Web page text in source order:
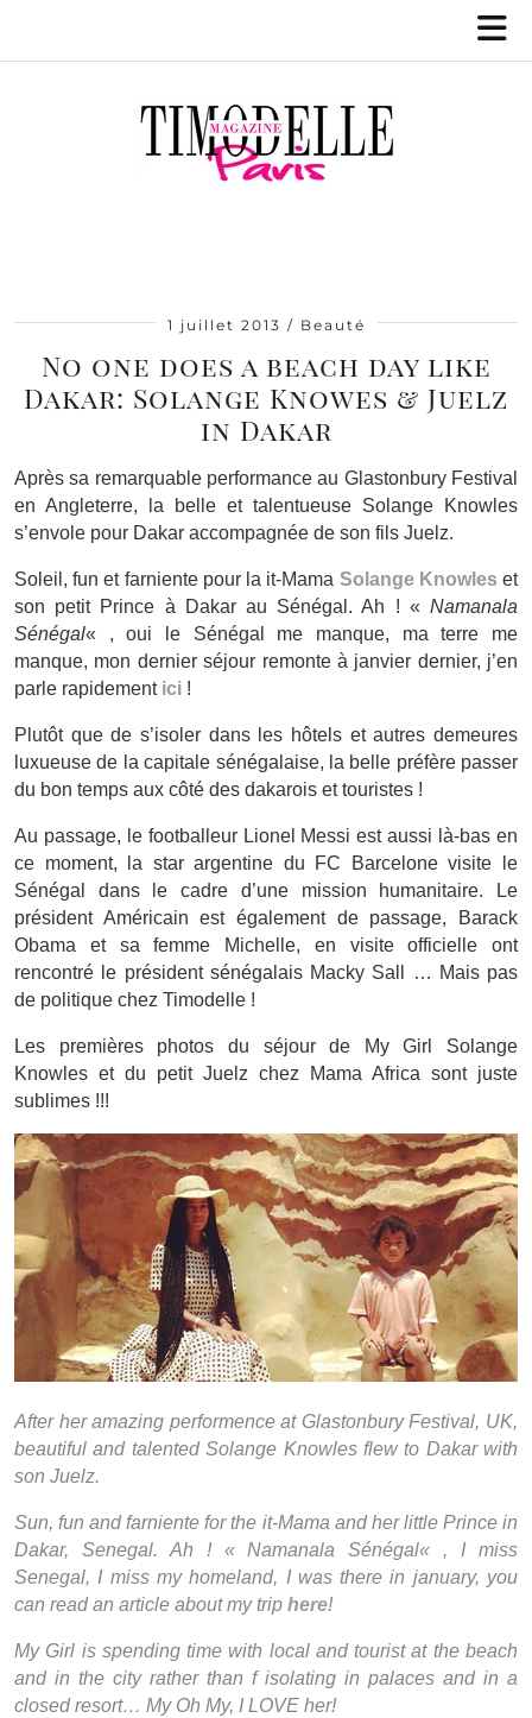
1 juillet 2013 Beauté
No one does a beach day like
Dakar: Solange Knowes & Juelz
in Dakar
Après sa remarquable performance au Glastonbury Festival
en Angleterre, la belle et talentueuse Solange Knowles
s’envole pour Dakar accompagnée de son fils Juelz.
Soleil, fun et farniente pour la it-Mama Solange Knowles et
son petit Prince à Dakar au Sénégal. Ah ! « Namanala
Sénégal« , oui le Sénégal me manque, ma terre me
manque, mon dernier séjour remonte à janvier dernier, j’en
parle rapidement ici !
Plutôt que de s’isoler dans les hôtels et autres demeures
luxueuse de la capitale sénégalaise, la belle préfère passer
du bon temps aux côté des dakarois et touristes !
Au passage, le footballeur Lionel Messi est aussi là-bas en
ce moment, la star argentine du FC Barcelone visite le
Sénégal dans le cadre d’une mission humanitaire. Le
président Américain est également de passage, Barack
Obama et sa femme Michelle, en visite officielle ont
rencontré le président sénégalais Macky Sall … Mais pas
de politique chez Timodelle !
Les premières photos du séjour de My Girl Solange
Knowles et du petit Juelz chez Mama Africa sont juste
sublimes !!!
After her amazing performence at Glastonbury Festival, UK,
beautiful and talented Solange Knowles flew to Dakar with
son Juelz.
Sun, fun and farniente for the it-Mama and her little Prince in
Dakar, Senegal. Ah ! «Namanala Sénégal« , I miss
Senegal, I miss my homeland, I was there in january, you
can read an article about my trip here!
My Girl is spending time with local and tourist at the beach
and in the city rather than f isolating in palaces and in a
closed resort… My Oh My, I LOVE her!